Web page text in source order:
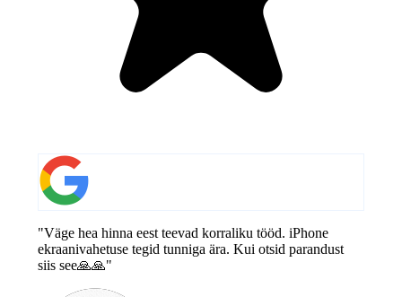
"Väge hea hinna eest teevad korraliku tööd. iPhone
ekraanivahetuse tegid tunniga ära. Kui otsid parandust
siis see🙏🙏"